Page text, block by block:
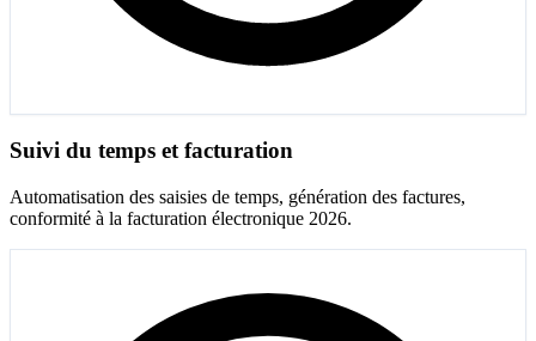
Suivi du temps et facturation
Automatisation des saisies de temps, génération des factures,
conformité à la facturation électronique 2026.